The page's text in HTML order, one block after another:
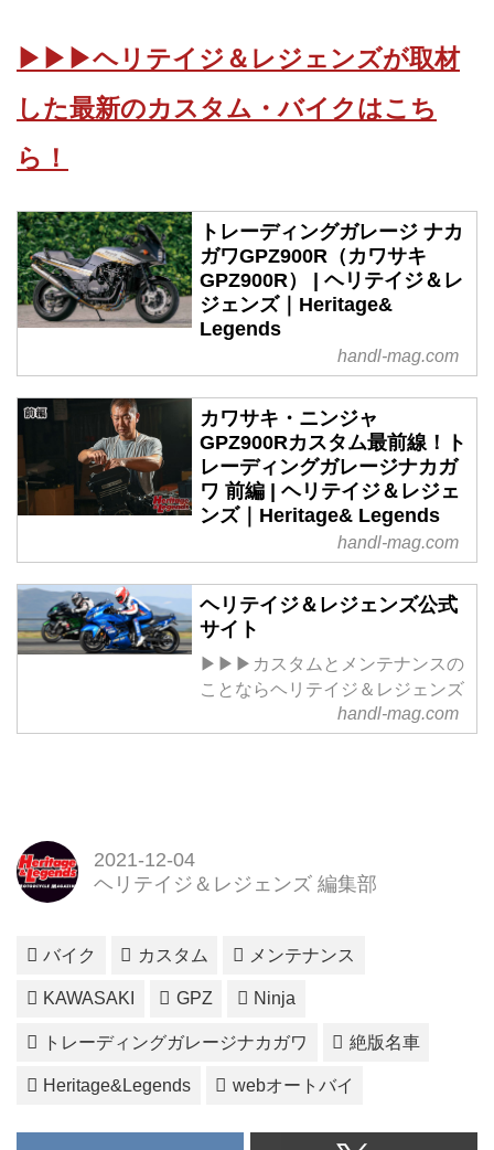
▶▶▶ヘリテイジ＆レジェンズが取材
した最新のカスタム・バイクはこち
ら！
トレーディングガレージ ナカ
ガワGPZ900R（カワサキ
GPZ900R） | ヘリテイジ＆レ
ジェンズ｜Heritage&
Legends
handl-mag.com
カワサキ・ニンジャ
GPZ900Rカスタム最前線！ト
レーディングガレージナカガ
ワ 前編 | ヘリテイジ＆レジェ
ンズ｜Heritage& Legends
handl-mag.com
ヘリテイジ＆レジェンズ公式
サイト
▶▶▶カスタムとメンテナンスの
ことならヘリテイジ＆レジェンズ
handl-mag.com
2021-12-04
ヘリテイジ＆レジェンズ 編集部
バイク カスタム メンテナンス
KAWASAKI GPZ Ninja
トレーディングガレージナカガワ 絶版名車
Heritage&Legends webオートバイ